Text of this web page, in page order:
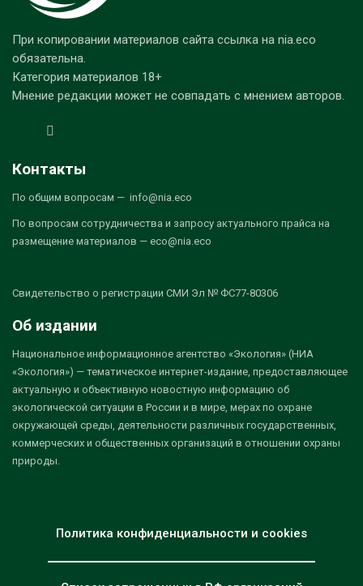
При копировании материалов сайта ссылка на nia.eco
обязательна.
Категория материалов 18+
Мнение редакции может не совпадать с мнением авторов.
Контакты
По общим вопросам — info@nia.eco
По вопросам сотрудничества и запросу актуального прайса на
размещение материалов — eco@nia.eco
Свидетельство о регистрации СМИ Эл № ФС77-80306
Об издании
Национальное информационное агентство «Экология» (НИА
«Экология») — тематическое интернет-издание, предоставляющее
актуальную и объективную новостную информацию об
экологической ситуации в России и в мире, мерах по охране
окружающей среды, деятельности различных государственных,
коммерческих и общественных организаций в отношении охраны
природы.
Политика конфиденциальности и cookies